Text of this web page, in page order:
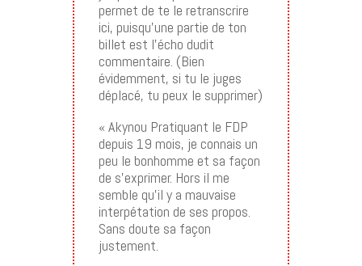
permet de te le retranscrire
ici, puisqu’une partie de ton
billet est l’écho dudit
commentaire. (Bien
évidemment, si tu le juges
déplacé, tu peux le supprimer)
« Akynou Pratiquant le FDP
depuis 19 mois, je connais un
peu le bonhomme et sa façon
de s’exprimer. Hors il me
semble qu’il y a mauvaise
interpétation de ses propos.
Sans doute sa façon
justement.